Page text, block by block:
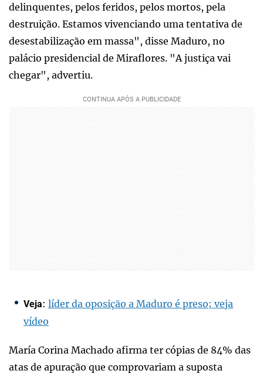
delinquentes, pelos feridos, pelos mortos, pela
destruição. Estamos vivenciando uma tentativa de
desestabilização em massa", disse Maduro, no
palácio presidencial de Miraflores. "A justiça vai
chegar", advertiu.
Veja: líder da oposição a Maduro é preso; veja
vídeo
María Corina Machado afirma ter cópias de 84% das
atas de apuração que comprovariam a suposta